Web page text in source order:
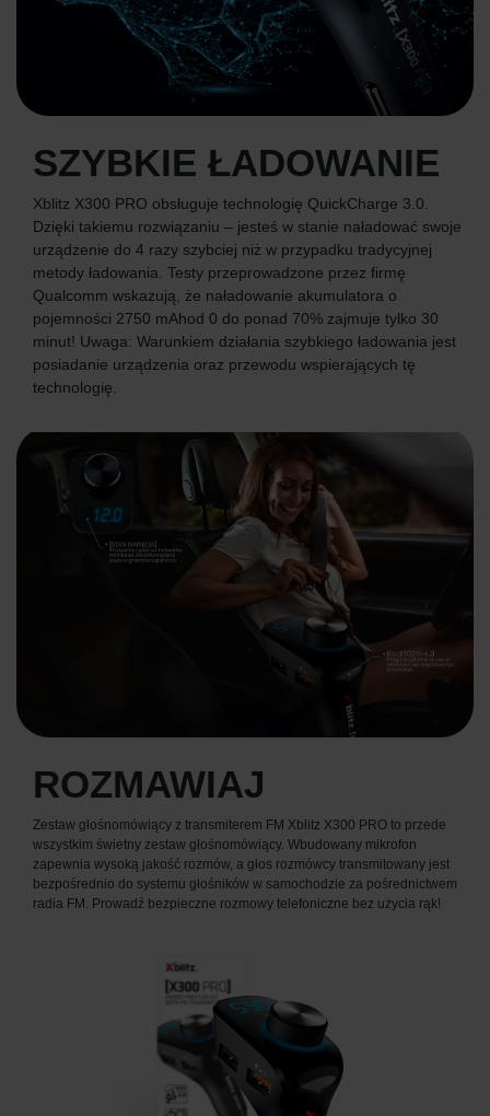
SZYBKIE ŁADOWANIE
Xblitz X300 PRO obsługuje technologię QuickCharge 3.0.
Dzięki takiemu rozwiązaniu – jesteś w stanie naładować swoje
urządzenie do 4 razy szybciej niż w przypadku tradycyjnej
metody ładowania. Testy przeprowadzone przez firmę
Qualcomm wskazują, że naładowanie akumulatora o
pojemności 2750 mAhod 0 do ponad 70% zajmuje tylko 30
minut! Uwaga: Warunkiem działania szybkiego ładowania jest
posiadanie urządzenia oraz przewodu wspierających tę
technologię.
ROZMAWIAJ
Zestaw głośnomówiący z transmiterem FM Xblitz X300 PRO to przede
wszystkim świetny zestaw głośnomówiący. Wbudowany mikrofon
zapewnia wysoką jakość rozmów, a głos rozmówcy transmitowany jest
bezpośrednio do systemu głośników w samochodzie za pośrednictwem
radia FM. Prowadź bezpieczne rozmowy telefoniczne bez użycia rąk!